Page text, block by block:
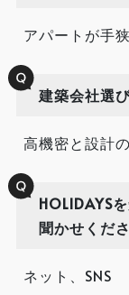
アパートが手
建築会社選
高機密と設計
HOLIDAYS
聞かせくだ
ネット、SNS